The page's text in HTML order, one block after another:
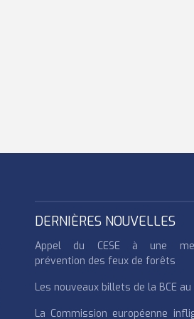
DERNIÈRES NOUVELLES
Appel du CESE à une
prévention des feux de forêts
Les nouveaux billets de la BCE
La Commission européenne